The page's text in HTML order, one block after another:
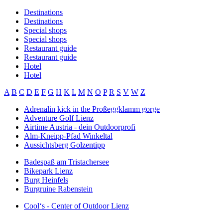
Destinations
Destinations
Special shops
Special shops
Restaurant guide
Restaurant guide
Hotel
Hotel
A B C D E F G H K L M N O P R S V W Z
Adrenalin kick in the Proßeggklamm gorge
Adventure Golf Lienz
Airtime Austria - dein Outdoorprofi
Alm-Kneipp-Pfad Winkeltal
Aussichtsberg Golzentipp
Badespaß am Tristachersee
Bikepark Lienz
Burg Heinfels
Burgruine Rabenstein
Cool‘s - Center of Outdoor Lienz